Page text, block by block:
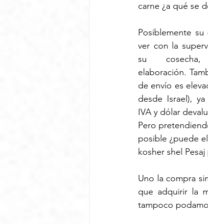
carne ¿a qué se
Posiblemente
ver con la
su cosecha,
elaboración.
de envío es
desde Israel),
IVA y dólar
Pero
posible ¿puede
kosher shel
Uno la compra
que adquirir la
tampoco